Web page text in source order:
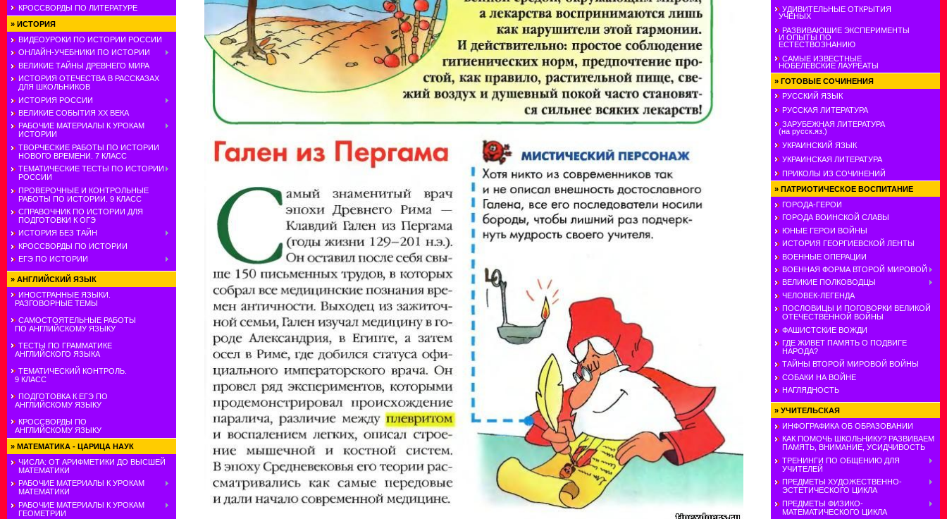
КРОССВОРДЫ ПО ЛИТЕРАТУРЕ
» ИСТОРИЯ
ВИДЕОУРОКИ ПО ИСТОРИИ РОССИИ
ОНЛАЙН-УЧЕБНИКИ ПО ИСТОРИИ
ВЕЛИКИЕ ТАЙНЫ ДРЕВНЕГО МИРА
ИСТОРИЯ ОТЕЧЕСТВА В РАССКАЗАХ
ДЛЯ ШКОЛЬНИКОВ
ИСТОРИЯ РОССИИ
ВЕЛИКИЕ СОБЫТИЯ ХХ ВЕКА
РАБОЧИЕ МАТЕРИАЛЫ К УРОКАМ
ИСТОРИИ
ТВОРЧЕСКИЕ РАБОТЫ ПО ИСТОРИИ
НОВОГО ВРЕМЕНИ. 7 КЛАСС
ТЕМАТИЧЕСКИЕ ТЕСТЫ ПО ИСТОРИИ
РОССИИ
ПРОВЕРОЧНЫЕ И КОНТРОЛЬНЫЕ
РАБОТЫ ПО ИСТОРИИ. 9 КЛАСС
СПРАВОЧНИК ПО ИСТОРИИ ДЛЯ
ПОДГОТОВКИ К ОГЭ
ИСТОРИЯ БЕЗ ТАЙН
КРОССВОРДЫ ПО ИСТОРИИ
ЕГЭ ПО ИСТОРИИ
» АНГЛИЙСКИЙ ЯЗЫК
ИНОСТРАННЫЕ ЯЗЫКИ.
РАЗГОВОРНЫЕ ТЕМЫ
САМОСТОЯТЕЛЬНЫЕ РАБОТЫ
ПО АНГЛИЙСКОМУ ЯЗЫКУ
ТЕСТЫ ПО ГРАММАТИКЕ
АНГЛИЙСКОГО ЯЗЫКА
ТЕМАТИЧЕСКИЙ КОНТРОЛЬ.
9 КЛАСС
ПОДГОТОВКА К ЕГЭ ПО
АНГЛИЙСКОМУ ЯЗЫКУ
КРОССВОРДЫ ПО
АНГЛИЙСКОМУ ЯЗЫКУ
» МАТЕМАТИКА - ЦАРИЦА НАУК
ЧИСЛА: ОТ АРИФМЕТИКИ ДО ВЫСШЕЙ
МАТЕМАТИКИ
РАБОЧИЕ МАТЕРИАЛЫ К УРОКАМ
МАТЕМАТИКИ
РАБОЧИЕ МАТЕРИАЛЫ К УРОКАМ
ГЕОМЕТРИИ
УДИВИТЕЛЬНЫЕ ОТКРЫТИЯ
УЧЕНЫХ
РАЗВИВАЮШИЕ ЭКСПЕРИМЕНТЫ
И ОПЫТЫ ПО
ЕСТЕСТВОЗНАНИЮ
САМЫЕ ИЗВЕСТНЫЕ
НОБЕЛЕВСКИЕ ЛАУРЕАТЫ
» ГОТОВЫЕ СОЧИНЕНИЯ
РУССКИЙ ЯЗЫК
РУССКАЯ ЛИТЕРАТУРА
ЗАРУБЕЖНАЯ ЛИТЕРАТУРА
(на русск.яз.)
УКРАИНСКИЙ ЯЗЫК
УКРАИНСКАЯ ЛИТЕРАТУРА
ПРИКОЛЫ ИЗ СОЧИНЕНИЙ
» ПАТРИОТИЧЕСКОЕ ВОСПИТАНИЕ
ГОРОДА-ГЕРОИ
ГОРОДА ВОИНСКОЙ СЛАВЫ
ЮНЫЕ ГЕРОИ ВОЙНЫ
ИСТОРИЯ ГЕОРГИЕВСКОЙ ЛЕНТЫ
ВОЕННЫЕ ОПЕРАЦИИ
ВОЕННАЯ ФОРМА ВТОРОЙ МИРОВОЙ
ВЕЛИКИЕ ПОЛКОВОДЦЫ
ЧЕЛОВЕК-ЛЕГЕНДА
ПОСЛОВИЦЫ И ПОГОВОРКИ ВЕЛИКОЙ
ОТЕЧЕСТВЕННОЙ ВОЙНЫ
ФАШИСТСКИЕ ВОЖДИ
ГДЕ ЖИВЕТ ПАМЯТЬ О ПОДВИГЕ
НАРОДА?
ТАЙНЫ ВТОРОЙ МИРОВОЙ ВОЙНЫ
СОБАКИ НА ВОЙНЕ
НАГЛЯДНОСТЬ
» УЧИТЕЛЬСКАЯ
ИНФОГРАФИКА ОБ ОБРАЗОВАНИИ
КАК ПОМОЧЬ ШКОЛЬНИКУ? РАЗВИВАЕМ
ПАМЯТЬ, ВНИМАНИЕ, УСИДЧИВОСТЬ
ТРЕНИНГИ ПО ОБЩЕНИЮ ДЛЯ
УЧИТЕЛЕЙ
ПРЕДМЕТЫ ХУДОЖЕСТВЕННО-
ЭСТЕТИЧЕСКОГО ЦИКЛА
ПРЕДМЕТЫ ФИЗИКО-
МАТЕМАТИЧЕСКОГО ЦИКЛА